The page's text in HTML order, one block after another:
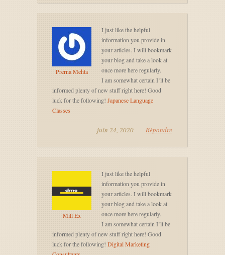
Prerna Mehta
I just like the helpful
information you provide in
your articles. I will bookmark
your blog and take a look at
once more here regularly.
I am somewhat certain I’ll be
informed plenty of new stuff right here! Good
luck for the following! Japanese Language
Classes
juin 24, 2020 Répondre
Mill Ex
I just like the helpful
information you provide in
your articles. I will bookmark
your blog and take a look at
once more here regularly.
I am somewhat certain I’ll be
informed plenty of new stuff right here! Good
luck for the following! Digital Marketing